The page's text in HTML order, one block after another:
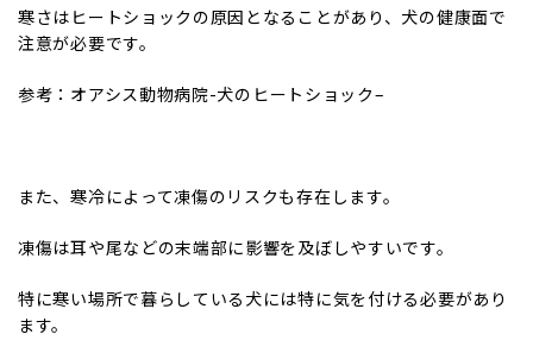
寒さはヒートショックの原因となることがあり、犬の健康面で
注意が必要です。
参考：オアシス動物病院-犬のヒートショック–
また、寒冷によって凍傷のリスクも存在します。
凍傷は耳や尾などの末端部に影響を及ぼしやすいです。
特に寒い場所で暮らしている犬には特に気を付ける必要があり
ます。